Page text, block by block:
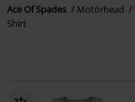
Ace Of Spades Motörhead
Shirt